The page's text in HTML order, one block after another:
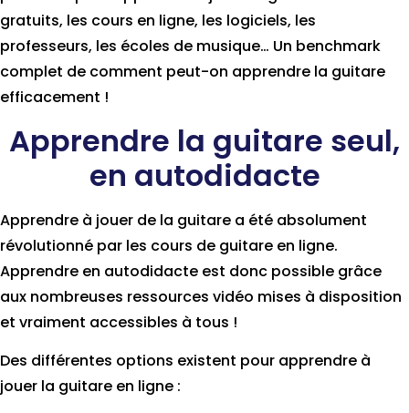
gratuits, les cours en ligne, les logiciels, les
professeurs, les écoles de musique… Un benchmark
complet de comment peut-on apprendre la guitare
efficacement !
Apprendre la guitare seul,
en autodidacte
Apprendre à jouer de la guitare a été absolument
révolutionné par les cours de guitare en ligne.
Apprendre en autodidacte est donc possible grâce
aux nombreuses ressources vidéo mises à disposition
et vraiment accessibles à tous !
Des différentes options existent pour apprendre à
jouer la guitare en ligne :